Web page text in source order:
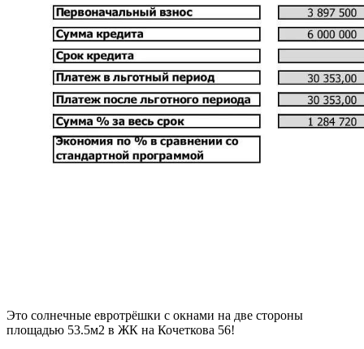
Это солнечные евротрёшки с окнами на две стороны
площадью 53.5м2 в ЖК на Кочеткова 56!